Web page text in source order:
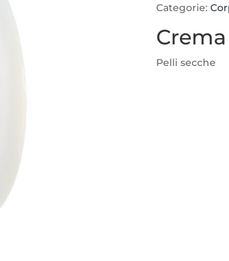
Nutriente
quantità
Categorie:
Pelli secche